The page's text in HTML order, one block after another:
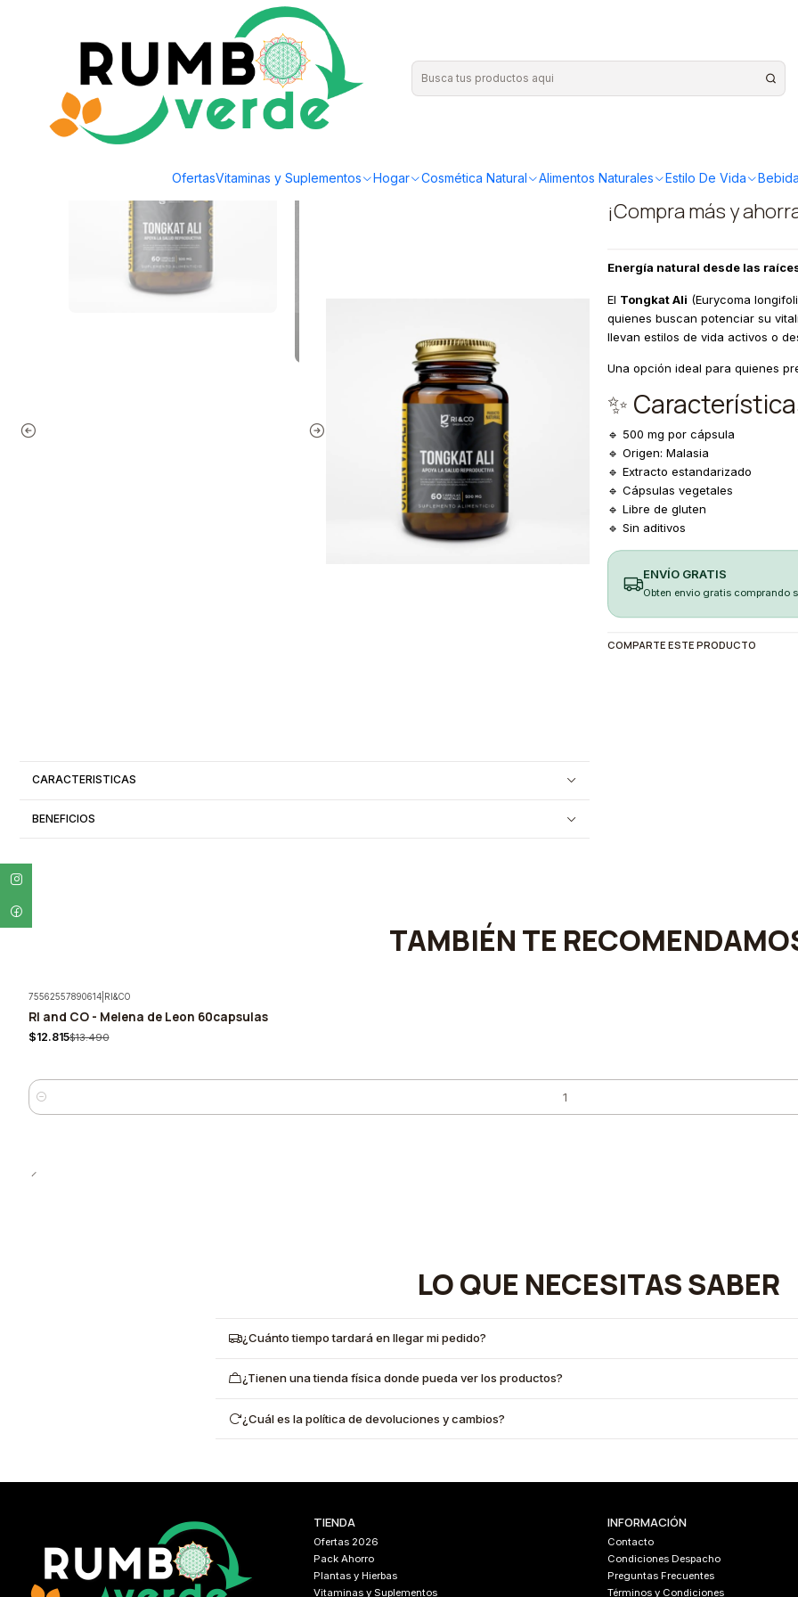
OfertasVitaminas y Suplementos Hogar Cosmética Natural Alimentos Naturales Estilo De Vida
Envío gratis por compras sobre los 59.990 en la provincia de Santiago
Vitaminas y Suplementos RI and CO - Tongkat Ali 60 capsulas
CARACTERISTICAS
BENEFICIOS
capsulas
¡Compra más y
Energía natural desde las
El Tongkat Ali (Eurycoma
quienes buscan potenciar su
llevan estilos de vida activos o
Una opción ideal para quienes
✨
🔹 500 mg por cápsula
🔹 Origen: Malasia
🔹 Extracto estandarizado
🔹 Cápsulas vegetales
🔹 Libre de gluten
🔹 Sin aditivos
ENVÍO GRATIS
Obten envio gratis comprando
COMPARTE ESTE PRODUCTO
TAMBIÉN TE
-5%
75562557890614| RI&CO
RI and CO - Melena de Leon 60capsulas
$12.815$13.490
Cantidad
LO QUE NECESITAS SABER
¿Cuánto tiempo tardará en llegar mi pedido?
¿Tienen una tienda física donde pueda ver los productos?
¿Cuál es la política de devoluciones y cambios?
TIENDA
Ofertas 2026
Pack Ahorro
Plantas y Hierbas
Vitaminas y Suplementos
INFORMACIÓN
Contacto
Condiciones Despacho
Preguntas Frecuentes
Términos y Condiciones